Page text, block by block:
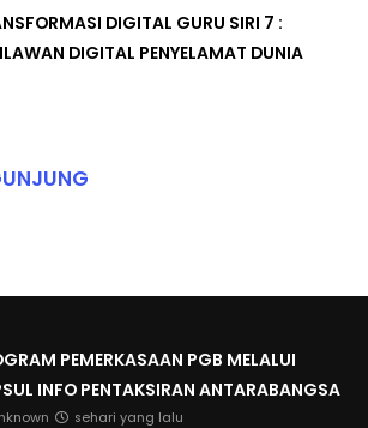
DIGITAL GURU SIRI 7 :
DIGITAL PENYELAMAT DUNIA
PEMERKASAAN PGB MELALUI
INFO PENTAKSIRAN ANTARABANGSA
sehari yang lalu